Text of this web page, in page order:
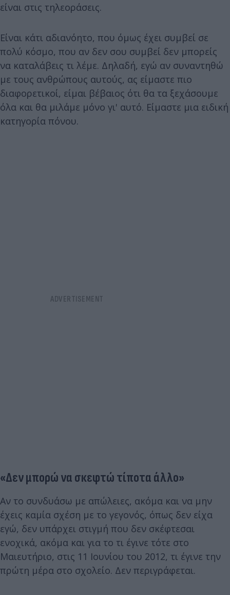
είναι στις τηλεοράσεις.
Είναι κάτι αδιανόητο, που όμως έχει συμβεί σε
πολύ κόσμο, που αν δεν σου συμβεί δεν μπορείς
να καταλάβεις τι λέμε. Δηλαδή, εγώ αν συναντηθώ
με τους ανθρώπους αυτούς, ας είμαστε πιο
διαφορετικοί, είμαι βέβαιος ότι θα τα ξεχάσουμε
όλα και θα μιλάμε μόνο γι' αυτό. Είμαστε μια ειδική
κατηγορία πόνου.
«Δεν μπορώ να σκεφτώ τίποτα άλλο»
Αν το συνδυάσω με απώλειες, ακόμα και να μην
έχεις καμία σχέση με το γεγονός, όπως δεν είχα
εγώ, δεν υπάρχει στιγμή που δεν σκέφτεσαι
ενοχικά, ακόμα και για το τι έγινε τότε στο
Μαιευτήριο, στις 11 Ιουνίου του 2012, τι έγινε την
πρώτη μέρα στο σχολείο. Δεν περιγράφεται.